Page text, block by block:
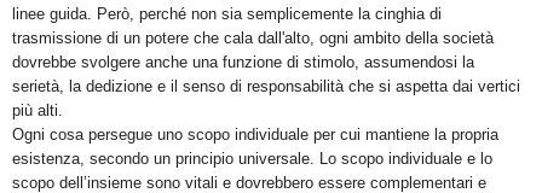
linee guida. Però, perché non sia semplicemente la cinghia di
trasmissione di un potere che cala dall'alto, ogni ambito della società
dovrebbe svolgere anche una funzione di stimolo, assumendosi la
serietà, la dedizione e il senso di responsabilità che si aspetta dai vertici
più alti.
Ogni cosa persegue uno scopo individuale per cui mantiene la propria
esistenza, secondo un principio universale. Lo scopo individuale e lo
scopo dell’insieme sono vitali e dovrebbero essere complementari e